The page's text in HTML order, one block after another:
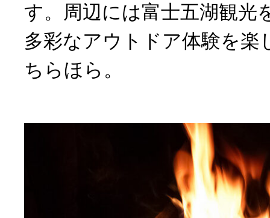
す。周辺には富士五湖観光
多彩なアウトドア体験を楽
ちらほら。